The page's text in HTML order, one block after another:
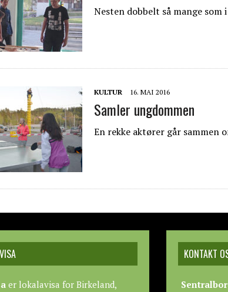
Nesten dobbelt så mange
KULTUR 16. MAI 2016
Samler ungdommen
En rekke aktører går
er lokalavisa for Birkeland,
KONTAKT